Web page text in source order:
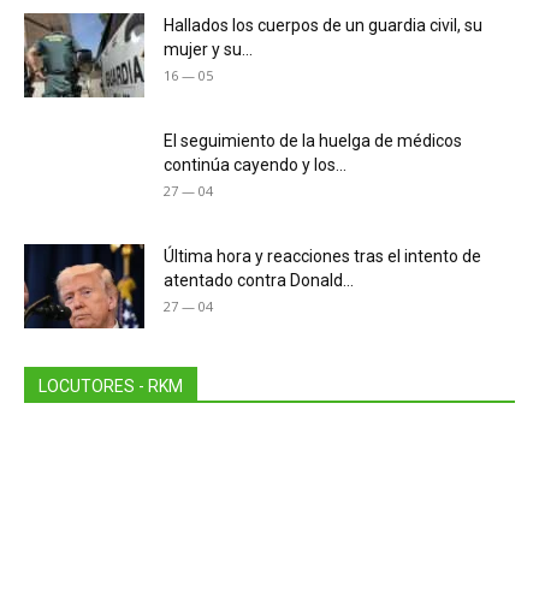
Hallados los cuerpos de un guardia civil, su
mujer y su...
16 — 05
El seguimiento de la huelga de médicos
continúa cayendo y los...
27 — 04
Última hora y reacciones tras el intento de
atentado contra Donald...
27 — 04
LOCUTORES - RKM